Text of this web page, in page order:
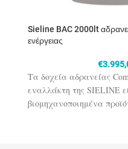
Sieline BAC 2000lt
ενέργειας
€
Τα δοχεία αδρανείας
εναλλάκτη της SIELINE
βιομηχανοποιημένα